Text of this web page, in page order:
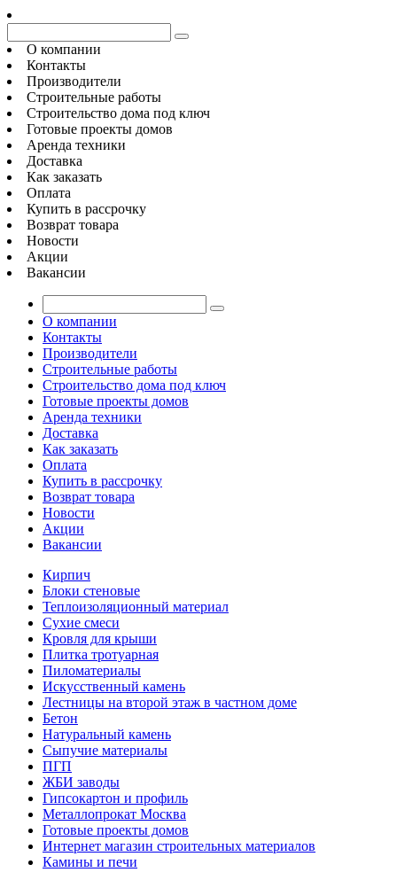
О компании
Контакты
Производители
Строительные работы
Строительство дома под ключ
Готовые проекты домов
Аренда техники
Доставка
Как заказать
Оплата
Купить в рассрочку
Возврат товара
Новости
Акции
Вакансии
О компании
Контакты
Производители
Строительные работы
Строительство дома под ключ
Готовые проекты домов
Аренда техники
Доставка
Как заказать
Оплата
Купить в рассрочку
Возврат товара
Новости
Акции
Вакансии
Кирпич
Блоки стеновые
Теплоизоляционный материал
Сухие смеси
Кровля для крыши
Плитка тротуарная
Пиломатериалы
Искусственный камень
Лестницы на второй этаж в частном доме
Бетон
Натуральный камень
Сыпучие материалы
ПГП
ЖБИ заводы
Гипсокартон и профиль
Металлопрокат Москва
Готовые проекты домов
Интернет магазин строительных материалов
Камины и печи